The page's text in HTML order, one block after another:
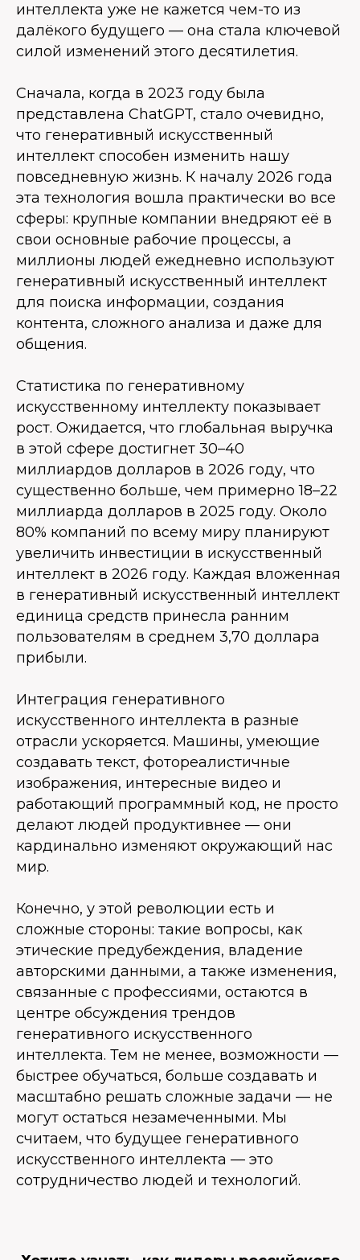
интеллекта уже не кажется чем-то из
далёкого будущего — она стала ключевой
силой изменений этого десятилетия.
Сначала, когда в 2023 году была
представлена ChatGPT, стало очевидно,
что генеративный искусственный
интеллект способен изменить нашу
повседневную жизнь. К началу 2026 года
эта технология вошла практически во все
сферы: крупные компании внедряют её в
свои основные рабочие процессы, а
миллионы людей ежедневно используют
генеративный искусственный интеллект
для поиска информации, создания
контента, сложного анализа и даже для
общения.
Статистика по генеративному
искусственному интеллекту показывает
рост. Ожидается, что глобальная выручка
в этой сфере достигнет 30–40
миллиардов долларов в 2026 году, что
существенно больше, чем примерно 18–22
миллиарда долларов в 2025 году. Около
80% компаний по всему миру планируют
увеличить инвестиции в искусственный
интеллект в 2026 году. Каждая вложенная
в генеративный искусственный интеллект
единица средств принесла ранним
пользователям в среднем 3,70 доллара
прибыли.
Интеграция генеративного
искусственного интеллекта в разные
отрасли ускоряется. Машины, умеющие
создавать текст, фотореалистичные
изображения, интересные видео и
работающий программный код, не просто
делают людей продуктивнее — они
кардинально изменяют окружающий нас
мир.
Конечно, у этой революции есть и
сложные стороны: такие вопросы, как
этические предубеждения, владение
авторскими данными, а также изменения,
связанные с профессиями, остаются в
центре обсуждения трендов
генеративного искусственного
интеллекта. Тем не менее, возможности —
быстрее обучаться, больше создавать и
масштабно решать сложные задачи — не
могут остаться незамеченными. Мы
считаем, что будущее генеративного
искусственного интеллекта — это
сотрудничество людей и технологий.